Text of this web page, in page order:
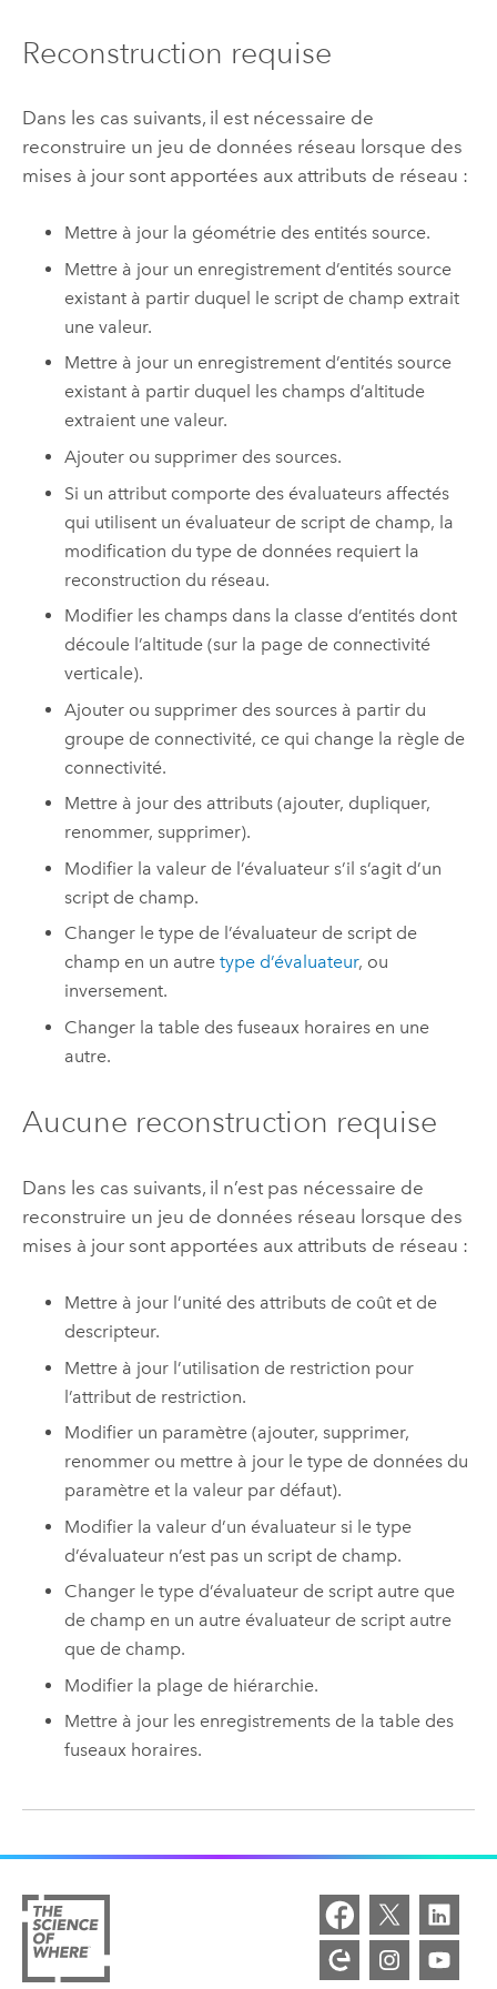
Reconstruction requise
Dans les cas suivants, il est nécessaire de
reconstruire un jeu de données réseau lorsque des
mises à jour sont apportées aux attributs de réseau :
Mettre à jour la géométrie des entités source.
Mettre à jour un enregistrement d’entités source
existant à partir duquel le script de champ extrait
une valeur.
Mettre à jour un enregistrement d’entités source
existant à partir duquel les champs d’altitude
extraient une valeur.
Ajouter ou supprimer des sources.
Si un attribut comporte des évaluateurs affectés
qui utilisent un évaluateur de script de champ, la
modification du type de données requiert la
reconstruction du réseau.
Modifier les champs dans la classe d’entités dont
découle l’altitude (sur la page de connectivité
verticale).
Ajouter ou supprimer des sources à partir du
groupe de connectivité, ce qui change la règle de
connectivité.
Mettre à jour des attributs (ajouter, dupliquer,
renommer, supprimer).
Modifier la valeur de l’évaluateur s’il s’agit d’un
script de champ.
Changer le type de l’évaluateur de script de
champ en un autretype d’évaluateur, ou
inversement.
Changer la table des fuseaux horaires en une
autre.
Aucune reconstruction requise
Dans les cas suivants, il n’est pas nécessaire de
reconstruire un jeu de données réseau lorsque des
mises à jour sont apportées aux attributs de réseau :
Mettre à jour l’unité des attributs de coût et de
descripteur.
Mettre à jour l’utilisation de restriction pour
l’attribut de restriction.
Modifier un paramètre (ajouter, supprimer,
renommer ou mettre à jour le type de données du
paramètre et la valeur par défaut).
Modifier la valeur d’un évaluateur si le type
d’évaluateur n’est pas un script de champ.
Changer le type d’évaluateur de script autre que
de champ en un autre évaluateur de script autre
que de champ.
Modifier la plage de hiérarchie.
Mettre à jour les enregistrements de la table des
fuseaux horaires.